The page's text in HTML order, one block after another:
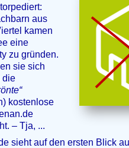
aus
kamen
eine
zu gründen.
sie sich
die
kostenlose
– Tja, ...
sieht auf den ersten Blick